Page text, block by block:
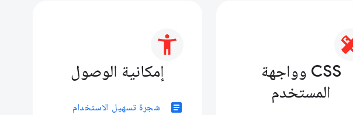
CSS وواجهة
المستخدم
إمكانية الوصول
article شجرة تسهيل الاستخدام